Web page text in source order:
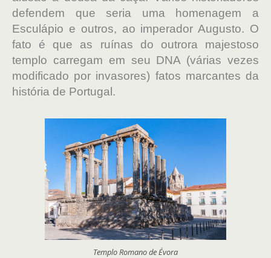
defendem que seria uma homenagem a
Esculápio e outros, ao imperador Augusto. O
fato é que as ruínas do outrora majestoso
templo carregam em seu DNA (várias vezes
modificado por invasores) fatos marcantes da
história de Portugal.
Templo Romano de Évora